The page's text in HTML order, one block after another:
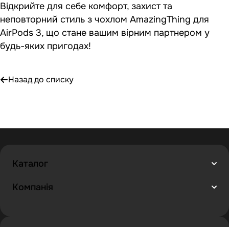
Відкрийте для себе комфорт, захист та
неповторний стиль з чохлом AmazingThing для
AirPods 3, що стане вашим вірним партнером у
будь-яких пригодах!
Назад до списку
Каталог
Компанія